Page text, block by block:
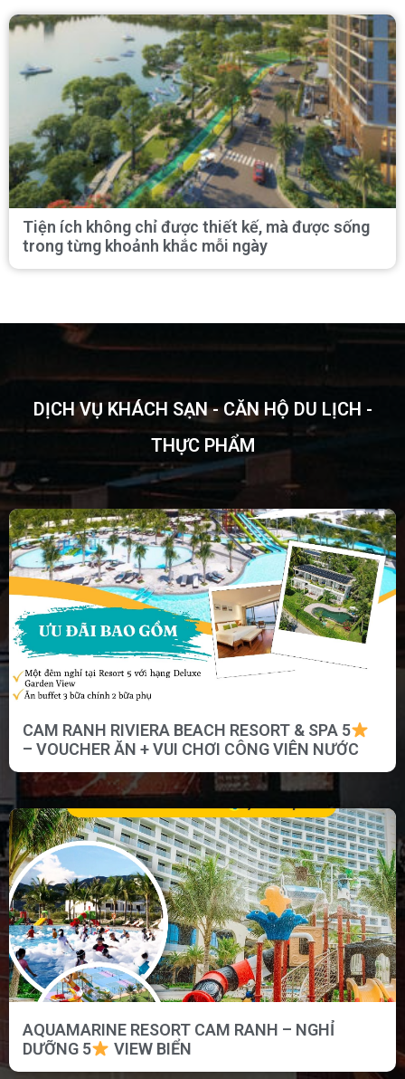
Tiện ích không chỉ được thiết kế, mà được sống
trong từng khoảnh khắc mỗi ngày
DỊCH VỤ KHÁCH SẠN - CĂN HỘ DU LỊCH -
THỰC PHẨM
CAM RANH RIVIERA BEACH RESORT & SPA 5
– VOUCHER ĂN + VUI CHƠI CÔNG VIÊN NƯỚC
AQUAMARINE RESORT CAM RANH – NGHỈ
DƯỠNG 5
VIEW BIỂN